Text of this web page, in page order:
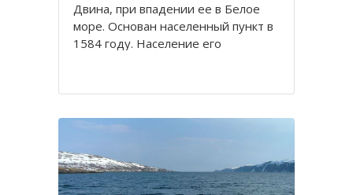
Двина, при впадении ее в Белое
море. Основан населенный пункт в
1584 году. Население его
порт. На территории города, в
расположено Вологодское